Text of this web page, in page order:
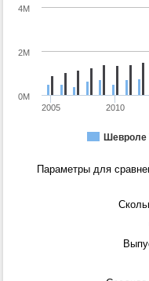
Шевроле
2005 2010
0M
2M
4M
Параметры для